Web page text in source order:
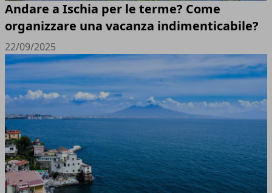
Andare a Ischia per le terme? Come
organizzare una vacanza indimenticabile?
22/09/2025